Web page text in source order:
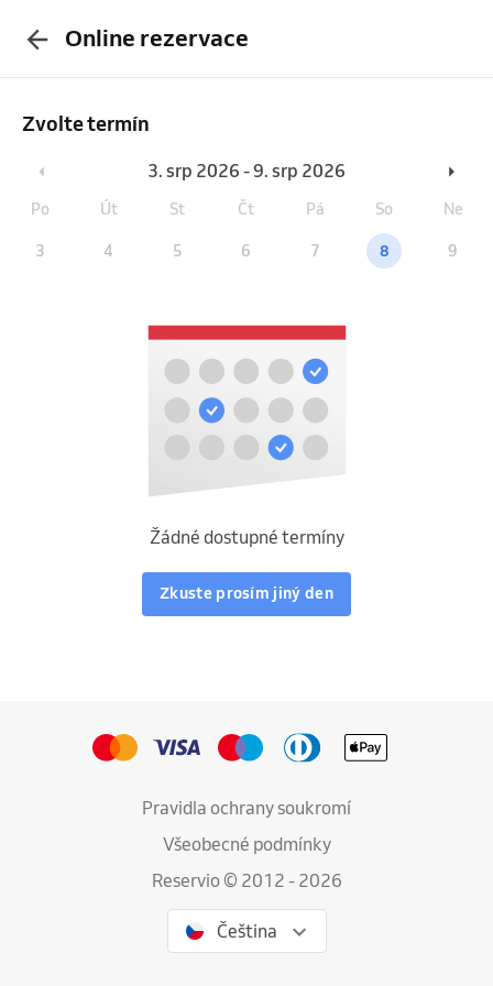
Online rezervace
Zvolte termín
3. srp 2026 - 9. srp 2026
Po Út St Čt Pá So Ne
3 4 5 6 7 8 9
Žádné dostupné termíny
Zkuste prosím jiný den
Pravidla ochrany soukromí
Všeobecné podmínky
Reservio © 2012 - 2026
Čeština